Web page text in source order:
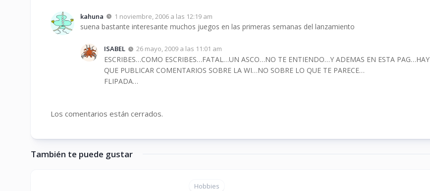
kahuna 1 noviembre, 2006 a las 12:19 am
suena bastante interesante muchos juegos en las primeras semanas del lanzamiento
ISABEL 26 mayo, 2009 a las 11:01 am
ESCRIBES…COMO ESCRIBES…FATAL…UN ASCO…NO TE ENTIENDO…Y ADEMAS EN ESTA PAG…HAY
QUE PUBLICAR COMENTARIOS SOBRE LA WI…NO SOBRE LO QUE TE PARECE…
FLIPADA…
Los comentarios están cerrados.
También te puede gustar
Hobbies